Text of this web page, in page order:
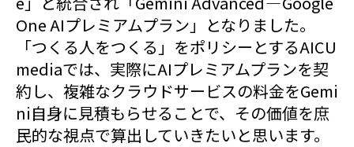
One AIプレミアムプラン」となりました。
「つくる人をつくる」をポリシーとするAICU
mediaでは、実際にAIプレミアムプランを契
約し、複雑なクラウドサービスの料金をGemi
ni自身に見積もらせることで、その価値を庶
民的な視点で算出していきたいと思います。